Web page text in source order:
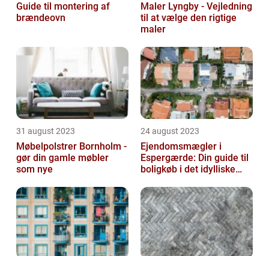
Guide til montering af
brændeovn
Maler Lyngby - Vejledning
til at vælge den rigtige
maler
31 august 2023
Møbelpolstrer Bornholm -
gør din gamle møbler
som nye
24 august 2023
Ejendomsmægler i
Espergærde: Din guide til
boligkøb i det idylliske